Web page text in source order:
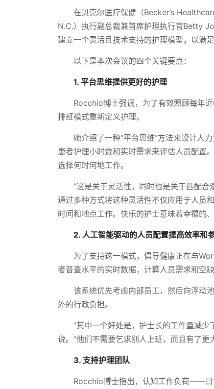
在贝克尔医疗保健（Becker’s
N.C.）执行副总裁兼首席护理执行官Betty
建立一个灵活且技术支持的护理模型，以满
以下是本次会议的四个关键要点：
1. 平台思维提供更好的护理
Rocchio博士强调，为了有效照顾每年
排班模式重新定义护理。
她介绍了一种“平台思维”方法来设计人
患者护理小时数和实时需求来评估人员配置
选择何时何地工作。
“这是关于灵活性，同时也是关于匹配
通过多种方式将这种灵活性不仅应用于人员
时间和地点工作。快乐的护士意味着幸福的
2. 人工智能驱动的人员配置提高效率和
为了支持这一模式，倡导健康正在与
者普查水平的实时数据，计算人员需求和空
该系统优先考虑内部员工，然后向浮动
外的行政负担。
“其中一个好处是，护士长的工作量减
说。“他们不需要乞求别人上班，而且有了更
3. 支持护理团队
Rocchio博士指出，认知工作负荷——